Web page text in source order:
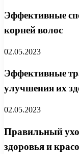
Эффективные
корней волос
02.05.2023
Эффективные
улучшения их
02.05.2023
Правильный
здоровья и